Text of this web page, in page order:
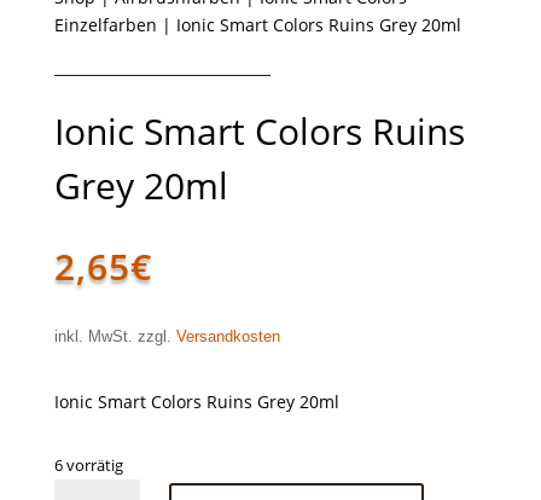
Einzelfarben | Ionic Smart Colors Ruins Grey 20ml
Ionic Smart Colors Ruins
Grey 20ml
2,65€
inkl. MwSt. zzgl. Versandkosten
Ionic Smart Colors Ruins Grey 20ml
6 vorrätig